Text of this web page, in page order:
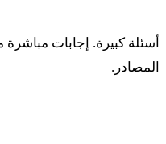
أسئلة كبيرة. إجابات مباشرة
المصادر.